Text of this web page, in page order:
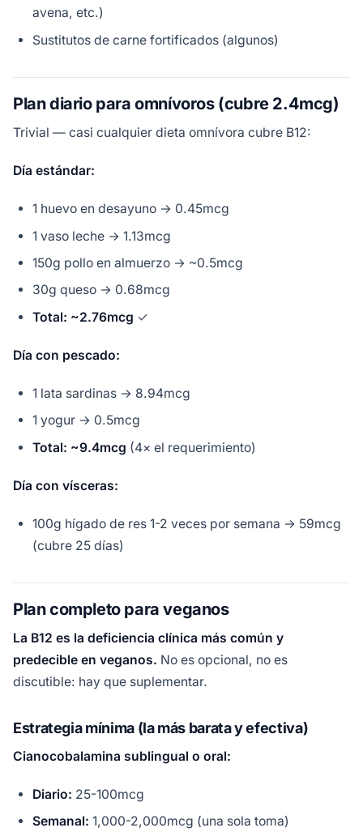
avena, etc.)
Sustitutos de carne fortificados (algunos)
Plan diario para omnívoros (cubre 2.4mcg)
Trivial — casi cualquier dieta omnívora cubre B12:
Día estándar:
1 huevo en desayuno → 0.45mcg
1 vaso leche → 1.13mcg
150g pollo en almuerzo → ~0.5mcg
30g queso → 0.68mcg
Total: ~2.76mcg ✓
Día con pescado:
1 lata sardinas → 8.94mcg
1 yogur → 0.5mcg
Total: ~9.4mcg (4× el requerimiento)
Día con vísceras:
100g hígado de res 1-2 veces por semana → 59mcg
(cubre 25 días)
Plan completo para veganos
La B12 es la deficiencia clínica más común y
predecible en veganos. No es opcional, no es
discutible: hay que suplementar.
Estrategia mínima (la más barata y efectiva)
Cianocobalamina sublingual o oral:
Diario: 25-100mcg
Semanal: 1,000-2,000mcg (una sola toma)